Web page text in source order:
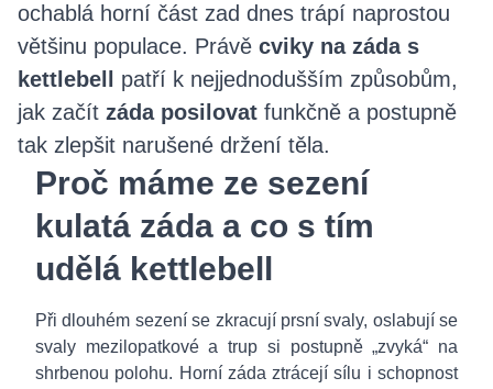
ochablá horní část zad dnes trápí naprostou
většinu populace. Právě cviky na záda s
kettlebell
patří k nejjednodušším způsobům,
jak začít záda posilovat funkčně a postupně
tak zlepšit narušené držení těla.
Proč máme ze sezení
kulatá záda a co s tím
udělá kettlebell
Při dlouhém sezení se zkracují prsní svaly, oslabují se
svaly mezilopatkové a trup si postupně „zvyká“ na
shrbenou polohu. Horní záda ztrácejí sílu i schopnost